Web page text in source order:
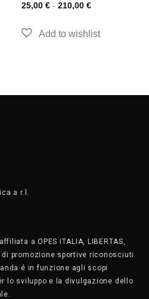
25,00 € - 210,00 €
a r.l.
a OPES ITALIA, LIBERTAS,
di promozione sportive riconosciuti
é in funzione agli scopi
lo sviluppo e la divulgazione dello